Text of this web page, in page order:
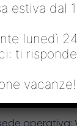
o “GDPR”)
estiva dal
lunedì
ti
vacanze!